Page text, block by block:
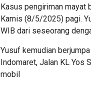
Kasus pengiriman mayat
Kamis (8/5/2025) pagi.
WIB dari seseorang
Yusuf kemudian
Indomaret, Jalan KL Yos
mobil